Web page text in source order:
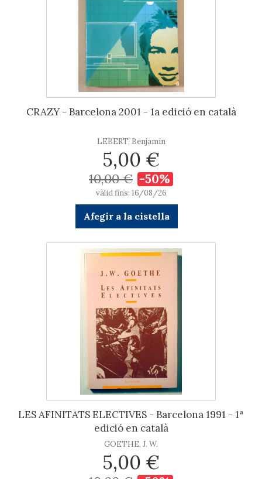
CRAZY - Barcelona 2001 - 1a edició en català
LEBERT, Benjamin
5,00 €
10,00 € -50%
vàlid fins: 16/08/26
Afegir a la cistella
LES AFINITATS ELECTIVES - Barcelona 1991 - 1ª
edició en català
GOETHE, J. W.
5,00 €